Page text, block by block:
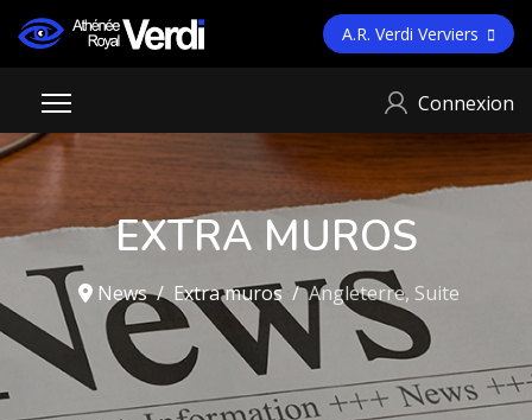
A.R. Verdi Verviers
Connexion
EXTRA MUROS
News Extra muros Angleterre, Suite